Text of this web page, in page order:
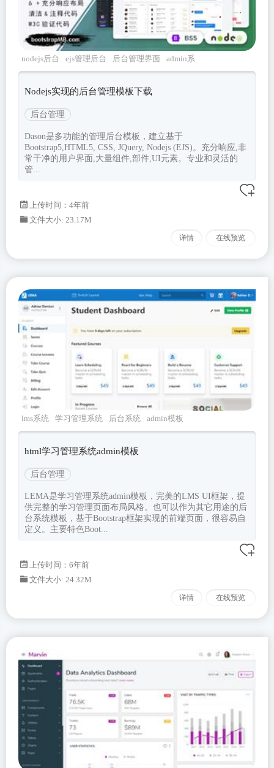
nodejs后台 ejs管理后台 后台管理界面
admin系
统
nodejs模板
Nodejs实现的后台管理模板下载
后台管理
Dason是多功能的管理后台模板，建立基于
Bootstrap5,HTML5, CSS, JQuery, Nodejs (EJS)。充分响应,非
常干净的用户界面,大量组件,部件,UI元素。专业和灵活的
管...
上传时间：4年前
文件大小: 23.17M
详情 在线预览
lms系统 学习管理系统 后台系统
admin模板
LEMA
html学习管理系统admin模板
后台管理
LEMA是学习管理系统admin模板，完美的LMS UI框架，提
供完整的学习管理页面布局风格。也可以作为其它用途的后
台系统模板，基于Bootstrap框架实现的前端页面，很容易自
定义。主要特色Boot...
上传时间：6年前
文件大小: 24.32M
详情 在线预览